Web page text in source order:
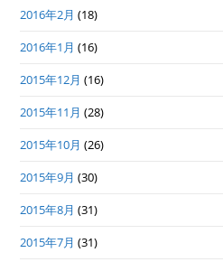
2016年2月 (18)
2016年1月 (16)
2015年12月 (16)
2015年11月 (28)
2015年10月 (26)
2015年9月 (30)
2015年8月 (31)
2015年7月 (31)